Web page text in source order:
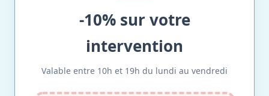
-10% sur votre
intervention
Valable entre 10h et 19h du lundi au vendredi